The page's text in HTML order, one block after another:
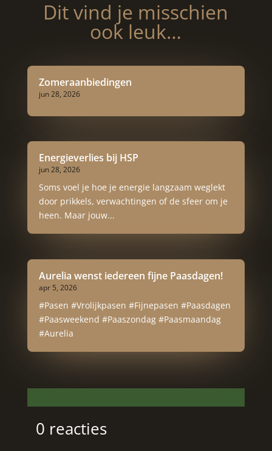
Dit vind je misschien
ook leuk…
Zomeraanbiedingen
jun 28, 2026
Energieverlies bij HSP
jun 28, 2026
Soms voel je hoe je energie langzaam weglekt
door prikkels, verwachtingen of de sfeer om je
heen. Maar jouw...
Aurelia wenst iedereen fijne Paasdagen!
apr 5, 2026
#Pasen #Vrolijkpasen #Fijnepasen #Paasdagen
#Paasweekend #Paaszondag #Paasmaandag
#Aurelia
0 reacties